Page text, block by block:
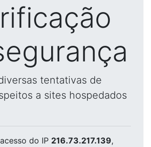
tentativas de
a sites hospedados
do IP 216.73.217.139,